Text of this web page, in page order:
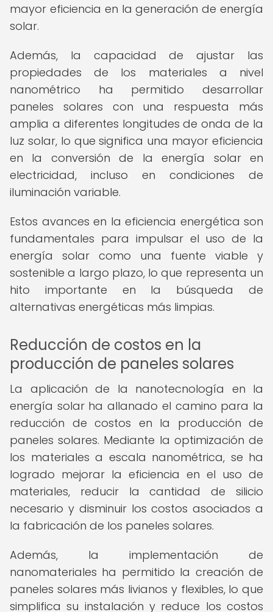
mayor eficiencia en la generación de energía
solar.
Además, la capacidad de ajustar las
propiedades de los materiales a nivel
nanométrico ha permitido desarrollar
paneles solares con una respuesta más
amplia a diferentes longitudes de onda de la
luz solar, lo que significa una mayor eficiencia
en la conversión de la energía solar en
electricidad, incluso en condiciones de
iluminación variable.
Estos avances en la eficiencia energética son
fundamentales para impulsar el uso de la
energía solar como una fuente viable y
sostenible a largo plazo, lo que representa un
hito importante en la búsqueda de
alternativas energéticas más limpias.
Reducción de costos en la
producción de paneles solares
La aplicación de la nanotecnología en la
energía solar ha allanado el camino para la
reducción de costos en la producción de
paneles solares. Mediante la optimización de
los materiales a escala nanométrica, se ha
logrado mejorar la eficiencia en el uso de
materiales, reducir la cantidad de silicio
necesario y disminuir los costos asociados a
la fabricación de los paneles solares.
Además, la implementación de
nanomateriales ha permitido la creación de
paneles solares más livianos y flexibles, lo que
simplifica su instalación y reduce los costos